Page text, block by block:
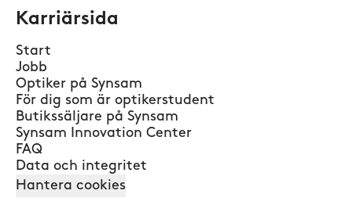
Karriärsida
Start
Jobb
Optiker på Synsam
För dig som är optikerstudent
Butikssäljare på Synsam
Synsam Innovation Center
FAQ
Data och integritet
Hantera cookies